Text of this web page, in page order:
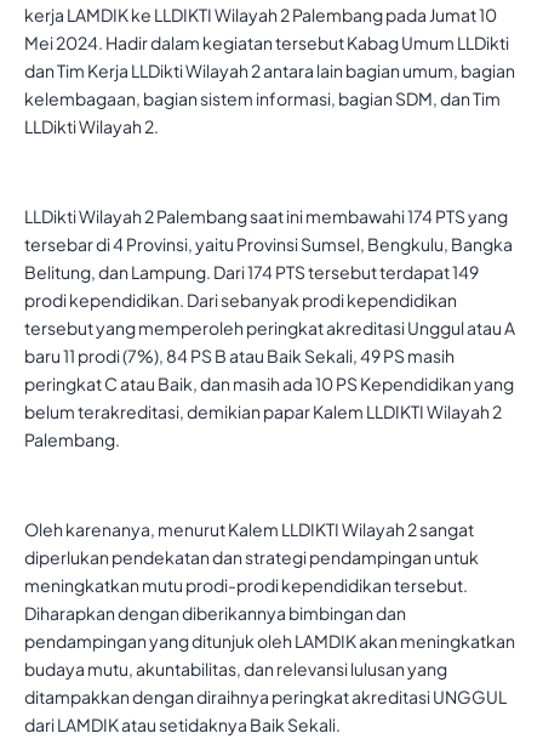
kerja LAMDIK ke LLDIKTI Wilayah 2 Palembang pada Jumat 10
Mei 2024. Hadir dalam kegiatan tersebut Kabag Umum LLDikti
dan Tim Kerja LLDikti Wilayah 2 antara lain bagian umum, bagian
kelembagaan, bagian sistem informasi, bagian SDM, dan Tim
LLDikti Wilayah 2.
LLDikti Wilayah 2 Palembang saat ini membawahi 174 PTS yang
tersebar di 4 Provinsi, yaitu Provinsi Sumsel, Bengkulu, Bangka
Belitung, dan Lampung. Dari 174 PTS tersebut terdapat 149
prodi kependidikan. Dari sebanyak prodi kependidikan
tersebut yang memperoleh peringkat akreditasi Unggul atau A
baru 11 prodi (7%), 84 PS B atau Baik Sekali, 49 PS masih
peringkat C atau Baik, dan masih ada 10 PS Kependidikan yang
belum terakreditasi, demikian papar Kalem LLDIKTI Wilayah 2
Palembang.
Oleh karenanya, menurut Kalem LLDIKTI Wilayah 2 sangat
diperlukan pendekatan dan strategi pendampingan untuk
meningkatkan mutu prodi-prodi kependidikan tersebut.
Diharapkan dengan diberikannya bimbingan dan
pendampingan yang ditunjuk oleh LAMDIK akan meningkatkan
budaya mutu, akuntabilitas, dan relevansi lulusan yang
ditampakkan dengan diraihnya peringkat akreditasi UNGGUL
dari LAMDIK atau setidaknya Baik Sekali.